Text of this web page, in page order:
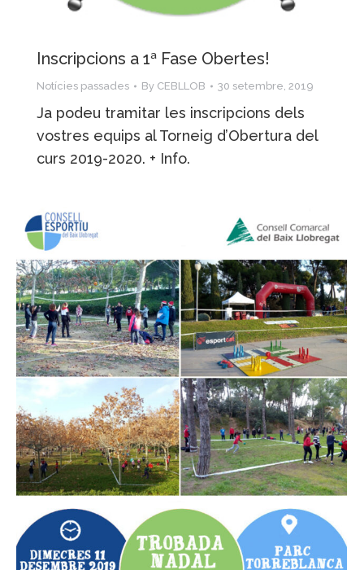
Inscripcions a 1ª Fase Obertes!
Notícies passades By CEBLLOB 30 setembre, 2019
Ja podeu tramitar les inscripcions dels
vostres equips al Torneig d’Obertura del
curs 2019-2020. + Info.